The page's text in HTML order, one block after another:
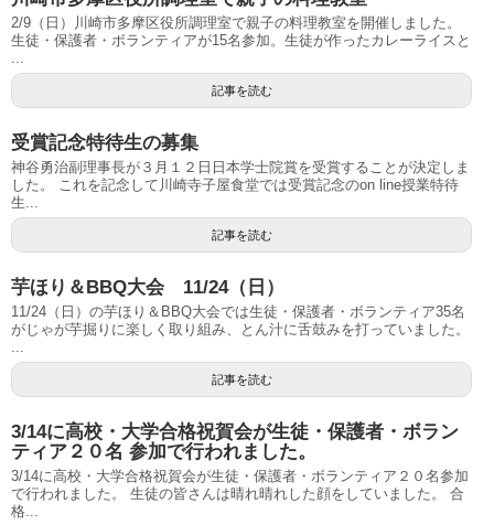
2/9（日）川崎市多摩区役所調理室で親子の料理教室を開催しました。
生徒・保護者・ボランティアが15名参加。生徒が作ったカレーライスと
...
記事を読む
受賞記念特待生の募集
神谷勇治副理事長が３月１２日日本学士院賞を受賞することが決定しま
した。 これを記念して川崎寺子屋食堂では受賞記念のon line授業特待
生...
記事を読む
芋ほり＆BBQ大会 11/24（日）
11/24（日）の芋ほり＆BBQ大会では生徒・保護者・ボランティア35名
がじゃが芋掘りに楽しく取り組み、とん汁に舌鼓みを打っていました。
...
記事を読む
3/14に高校・大学合格祝賀会が生徒・保護者・ボラン
ティア２０名 参加で行われました。
3/14に高校・大学合格祝賀会が生徒・保護者・ボランティア２０名参加
で行われました。 生徒の皆さんは晴れ晴れした顔をしていました。 合
格...